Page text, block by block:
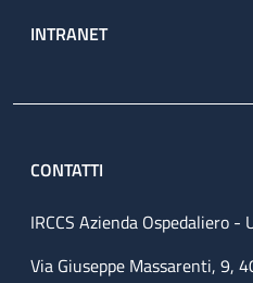
INTRANET
CONTATTI
IRCCS Azienda Ospedaliero
Via Giuseppe Massarenti, 9,